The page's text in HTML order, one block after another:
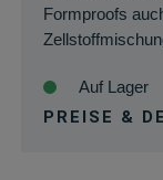
Formproofs
Auf Lager
PREISE &